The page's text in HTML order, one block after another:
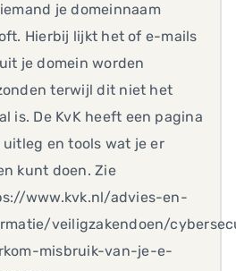
je domeinnaam
Hierbij lijkt het of e-mails
je domein worden
terwijl dit niet het
is. De KvK heeft een pagina
uitleg en tools wat je er
kunt doen. Zie
www.kvk.nl/advies-en-
veiligzakendoen/
misbruik-van-je-e-